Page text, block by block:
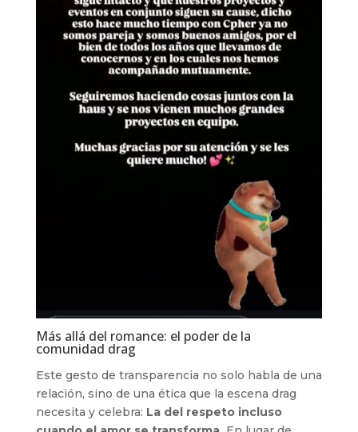
Más allá del romance: el poder de la
comunidad drag
Este gesto de transparencia no solo habla de una
relación, sino de una ética que la escena drag
necesita y celebra: La del respeto incluso